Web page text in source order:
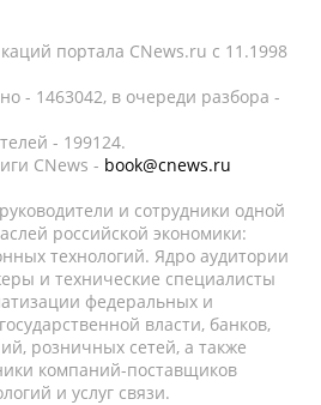
портала CNews.ru c 11.1998
- 1463042, в очереди разбора -
- 199124.
CNews - book@cnews.ru
и сотрудники одной
российской экономики:
технологий. Ядро аудитории
и технические специалисты
федеральных и
власти, банков,
розничных сетей, а также
компаний-поставщиков
и услуг связи.